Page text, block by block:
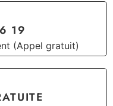
19
(Appel gratuit)